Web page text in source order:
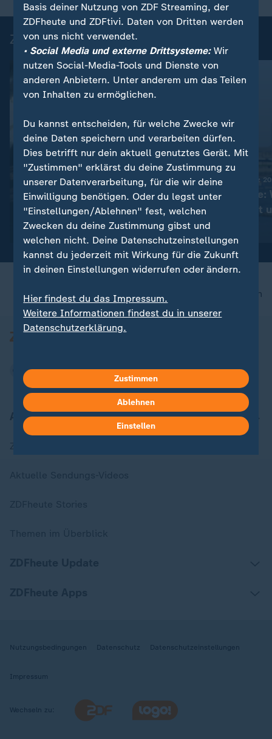
Zuletzt auf ZDFheute veröffentlicht
Liveblog
Russland greift die Ukraine an:
Aktuelles zum Krieg in der
Ukraine
DLRG Zwischenbilanz
Mehr Badetote:
Gründe es gibt
helfen soll
mit Video
nach oben
Aktuell bei ZDFheute
Nutzungsbedingungen Datenschutz Datenschutzeinstellungen
Impressum
Wechseln zu:
Basis deiner Nutzung von ZDF Streaming, der
ZDFheute und ZDFtivi. Daten von Dritten werden
von uns nicht verwendet.
• Social Media und externe Drittsysteme:Wir
nutzen Social-Media-Tools und Dienste von
anderen Anbietern. Unter anderem um das Teilen
von Inhalten zu ermöglichen.
Du kannst entscheiden, für welche Zwecke wir
deine Daten speichern und verarbeiten dürfen.
Dies betrifft nur dein aktuell genutztes Gerät. Mit
"Zustimmen" erklärst du deine Zustimmung zu
unserer Datenverarbeitung, für die wir deine
Einwilligung benötigen. Oder du legst unter
"Einstellungen/Ablehnen" fest, welchen
Zwecken du deine Zustimmung gibst und
welchen nicht. Deine Datenschutzeinstellungen
kannst du jederzeit mit Wirkung für die Zukunft
in deinen Einstellungen widerrufen oder ändern.
Hier findest du das Impressum.
Weitere Informationen findest du in unserer
Datenschutzerklärung.
Zustimmen
Ablehnen
Einstellen